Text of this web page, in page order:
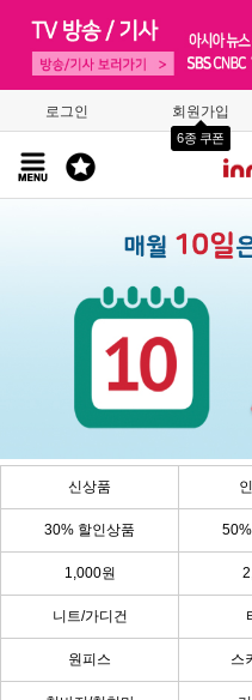
로그인 회원가입
6종 쿠폰
신상품
30% 할인상품
1,000원
니트/가디건
원피스 스